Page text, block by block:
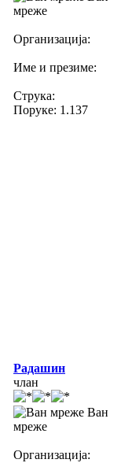
мреже
Организација:
Име и презиме:
Струка:
Поруке: 1.137
Радашин
члан
Ван
мреже
Организација: